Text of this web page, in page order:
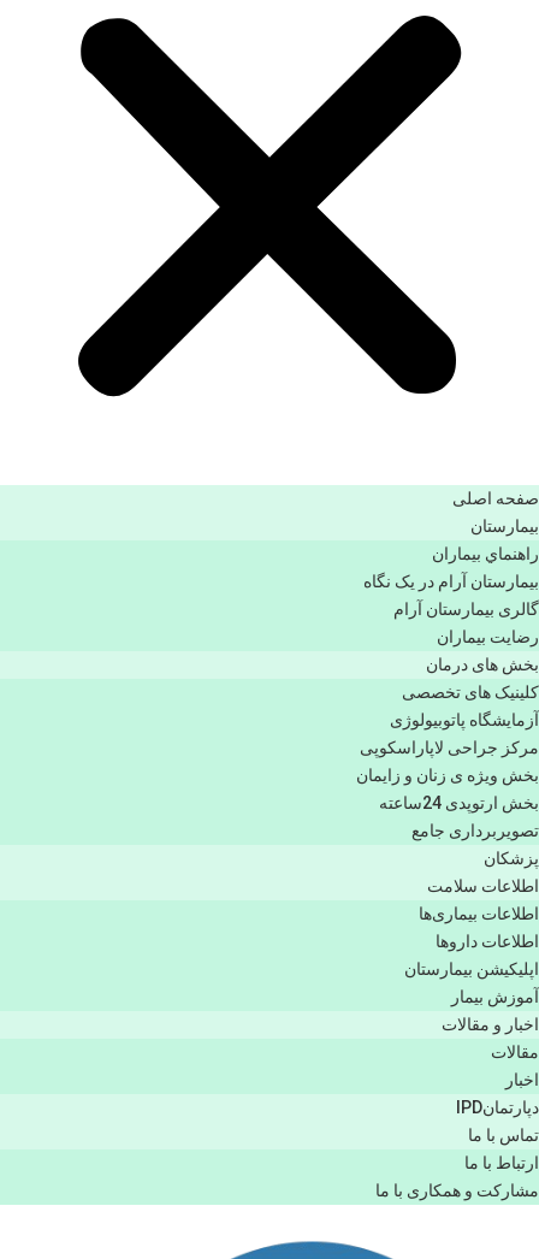
صفحه اصلی
بيمارستان
راهنماي بیماران
بیمارستان آرام در یک نگاه
گالری بیمارستان آرام
رضایت بیماران
بخش های درمان
کلینیک های تخصصی
آزمایشگاه پاتوبیولوژی
مرکز جراحی لاپاراسکوپی
بخش ویژه ی زنان و زایمان
بخش ارتوپدی 24ساعته
تصویربرداری جامع
پزشكان
اطلاعات سلامت
اطلاعات بیماری‌ها
اطلاعات دارو‌ها
اپليكيشن بيمارستان
آموزش بیمار
اخبار و مقالات
مقالات
اخبار
دپارتمانIPD
تماس با ما
ارتباط با ما
مشاركت و همكاری با ما